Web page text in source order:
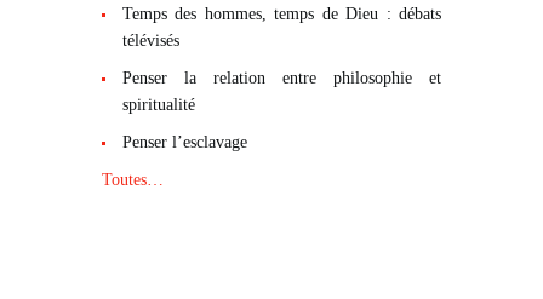
Temps des hommes, temps de Dieu : débats
télévisés
Penser la relation entre philosophie et
spiritualité
Penser l’esclavage
Toutes…